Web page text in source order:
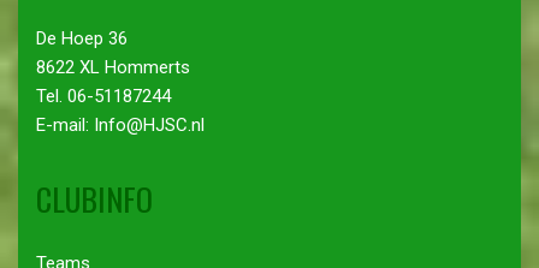
De Hoep 36
8622 XL Hommerts
Tel. 06-51187244
E-mail: Info@HJSC.nl
CLUBINFO
Teams